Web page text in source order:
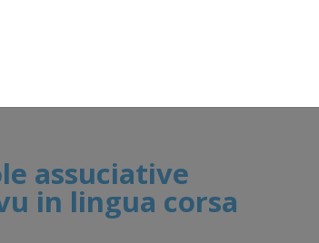
assuciative
in lingua corsa